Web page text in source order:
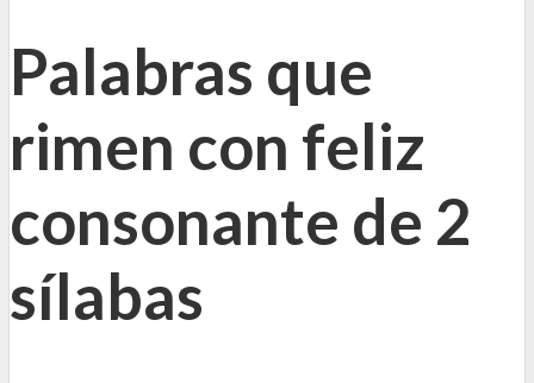
Palabras que
rimen con feliz
consonante de 2
sílabas